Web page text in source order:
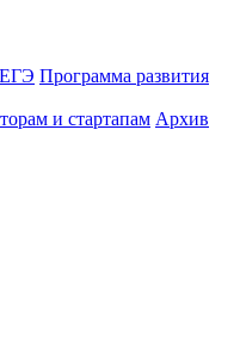
Программа развития
и стартапам Архив